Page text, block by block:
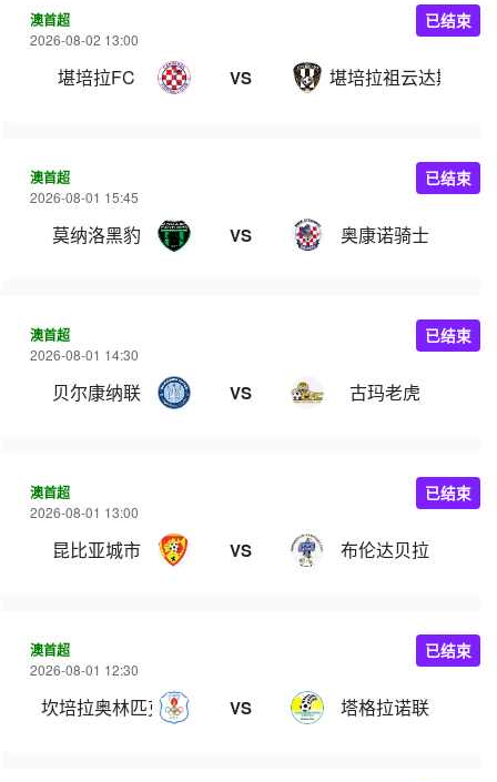
澳首超
2026-08-02 13:00
堪培拉FC VS 堪培拉祖云达斯
已结束
澳首超
2026-08-01 15:45
莫纳洛黑豹 VS 奥康诺骑士
已结束
澳首超
2026-08-01 14:30
贝尔康纳联 VS 古玛老虎
已结束
澳首超
2026-08-01 13:00
昆比亚城市 VS 布伦达贝拉
已结束
澳首超
2026-08-01 12:30
坎培拉奥林匹克 VS 塔格拉诺联
已结束